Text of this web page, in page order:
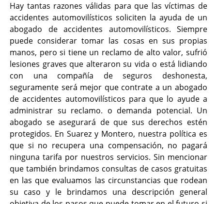
Hay tantas razones válidas para que las víctimas de
accidentes automovilísticos soliciten la ayuda de un
abogado de accidentes automovilísticos. Siempre
puede considerar tomar las cosas en sus propias
manos, pero si tiene un reclamo de alto valor, sufrió
lesiones graves que alteraron su vida o está lidiando
con una compañía de seguros deshonesta,
seguramente será mejor que contrate a un abogado
de accidentes automovilísticos para que lo ayude a
administrar su reclamo. o demanda potencial. Un
abogado se asegurará de que sus derechos estén
protegidos. En Suarez y Montero, nuestra política es
que si no recupera una compensación, no pagará
ninguna tarifa por nuestros servicios. Sin mencionar
que también brindamos consultas de casos gratuitas
en las que evaluamos las circunstancias que rodean
su caso y le brindamos una descripción general